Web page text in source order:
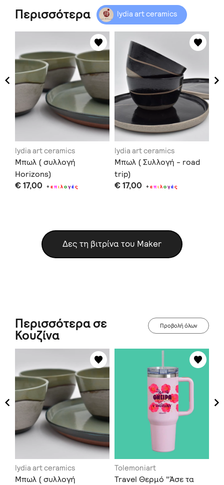
Περισσότερα lydia art ceramics
lydia art ceramics
Μπωλ ( συλλογή
Horizons)
€ 17,00 +επιλογές
lydia art ceramics
Μπωλ ( Συλλογή - road
trip)
€ 17,00 +επιλογές
Δες τη βιτρίνα του Maker
Περισσότερα σε
Κουζίνα
Προβολή όλων
lydia art ceramics
Μπωλ ( συλλογή
Tolemoniart
Travel Θερμό "Άσε τα